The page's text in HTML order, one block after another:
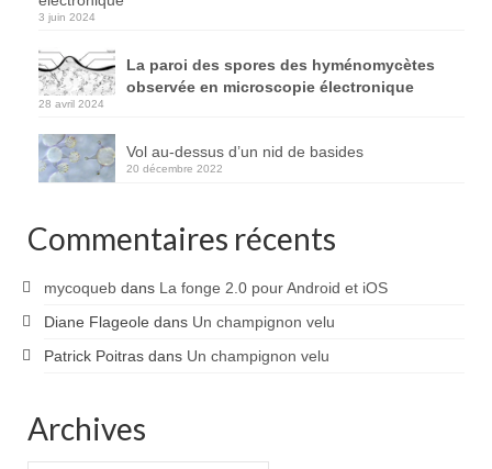
3 juin 2024
La paroi des spores des hyménomycètes
observée en microscopie électronique
28 avril 2024
Vol au-dessus d’un nid de basides
20 décembre 2022
Commentaires récents
mycoqueb dans La fonge 2.0 pour Android et iOS
Diane Flageole dans Un champignon velu
Patrick Poitras dans Un champignon velu
Archives